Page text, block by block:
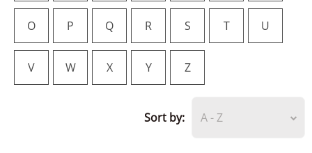
O P Q R S T U
V W X Y Z
Sort by: A - Z